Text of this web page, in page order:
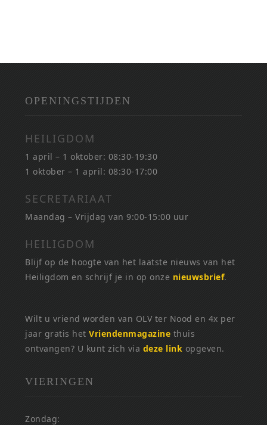
OPENINGSTIJDEN
HEILIGDOM
1 april – 1 oktober: 08:30-19:30
1 oktober – 1 april: 08:30-17:00
SECRETARIAAT
Maandag – Vrijdag van 9:00-15:00 uur
HEILIGDOM
Blijf op de hoogte van het laatste nieuws van het
Heiligdom en schrijf je in op onze nieuwsbrief.
Wilt u vriend worden van OLV ter Nood en 4x per
jaar gratis hetVriendenmagazine thuis
ontvangen? U kunt zich via deze link opgeven.
VIERINGEN
Zondag: